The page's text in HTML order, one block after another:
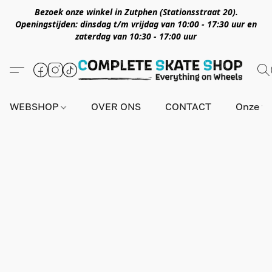
Bezoek onze winkel in Zutphen (Stationsstraat 20).
Openingstijden: dinsdag t/m vrijdag van 10:00 - 17:30 uur en
zaterdag van 10:30 - 17:00 uur
WEBSHOP OVER ONS CONTACT Onze